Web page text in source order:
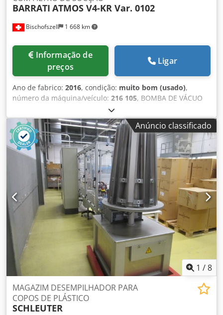
Bischofszell 1 668 km
BARRATI ATMOS V4-KR Var. 0102
preços
Ligar
Ano de fabrico: 2016, condição: muito bom (usado),
número da máquina/veículo: 216 105, BOMBA DE VÁCUO
BARRATI COM ESTRUTURA COM FILTRO DE SUCÇÃO E
SILENCIADOR Equipamentos / mais informações: Soprador
de raízes abdominais. compressão sem óleo e sem
desgaste, refrigerado a ar, transmissão por correia em V
com trilhos de tensão e protetor de cinto e dois estágios
Silenciador de ar de exaustão incluindo os seguintes
acessórios: -Válvula de alívio de vácuo -chupar. Filtro fino
3" - Peça de conexão com rosca interna de 3" -Homem da
primavera de Bourbon. -1..0 bar, preenchido com glicerina
Djdpshqmghefx Aldskr -Motor de acionamento Dados dos
fãs: máx. pressão negativa: 500 mbar, abs. Volume de
admissão: 440 m3/h Velocidade do ventilador: 2920 rpm
Nível de ruído: aprox. 79 dB (A) Dados do motor: 7,5 kW,
2.930 rpm, 400/690 V, 50 Hz, IP 55 Classe ISO F, B3, KKL
Anúncio classificado
1 /8
MAGAZIM DESEMPILHADOR PARA
COPOS DE PLÁSTICO
SCHLEUTER